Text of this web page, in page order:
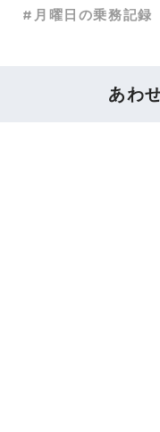
月曜日の乗務記録
あわ